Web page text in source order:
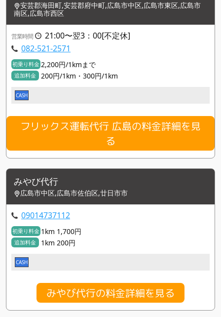
安芸郡海田町,安芸郡府中町,広島市中区,広島市東区,広島市
南区,広島市西区
営業時間
21:00〜翌3：00[不定休]
082-521-2571
初乗り料金 2,200円/1kmまで
追加料金 200円/1km・300円/1km
CASH
フリックス運転代行 広島の料金詳細を見
る
みやび代行
広島市中区,広島市佐伯区,廿日市市
09014737112
初乗り料金 1km 1,700円
追加料金 1km 200円
CASH
みやび代行の料金詳細を見る